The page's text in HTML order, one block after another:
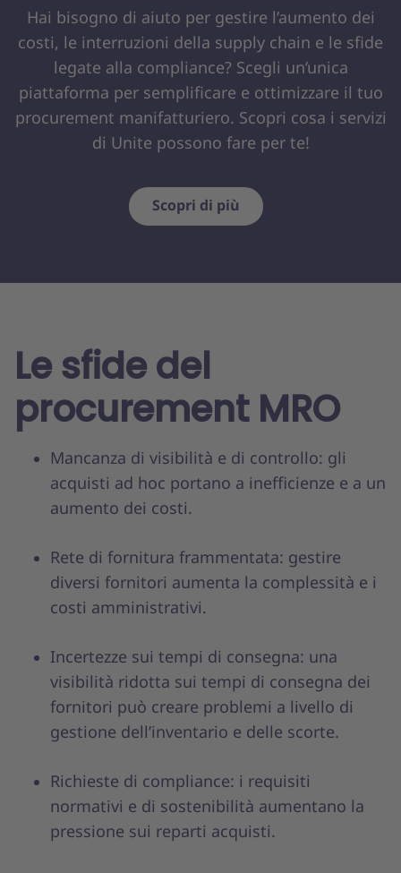
Hai bisogno di aiuto per gestire l’aumento dei
costi, le interruzioni della supply chain e le sfide
legate alla compliance? Scegli un’unica
piattaforma per semplificare e ottimizzare il tuo
procurement manifatturiero. Scopri cosa i servizi
di Unite possono fare per te!
Scopri di più
Le sfide del
procurement MRO
Mancanza di visibilità e di controllo: gli
acquisti ad hoc portano a inefficienze e a un
aumento dei costi.
Rete di fornitura frammentata: gestire
diversi fornitori aumenta la complessità e i
costi amministrativi.
Incertezze sui tempi di consegna: una
visibilità ridotta sui tempi di consegna dei
fornitori può creare problemi a livello di
gestione dell’inventario e delle scorte.
Richieste di compliance: i requisiti
normativi e di sostenibilità aumentano la
pressione sui reparti acquisti.